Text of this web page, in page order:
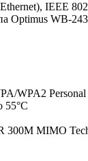
IEEE
Optimus WB-
WPA2
55°C
300M MIMO